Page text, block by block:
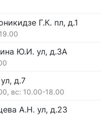
Г.К. пл, д.1
Ю.И. ул, д.3А
д.7
вс: 10.00-18.00
А.Н. ул, д.23